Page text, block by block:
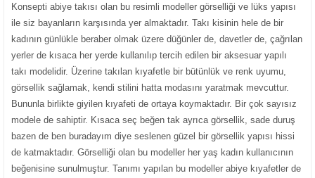
Konsepti abiye takısı olan bu resimli modeller görselliği ve lüks yapısı
ile siz bayanların karşısında yer almaktadır. Takı kisinin hele de bir
kadının günlükle beraber olmak üzere düğünler de, davetler de, çağrılan
yerler de kısaca her yerde kullanılıp tercih edilen bir aksesuar yapılı
takı modelidir. Üzerine takılan kıyafetle bir bütünlük ve renk uyumu,
görsellik sağlamak, kendi stilini hatta modasını yaratmak mevcuttur.
Bununla birlikte giyilen kıyafeti de ortaya koymaktadır. Bir çok sayısız
modele de sahiptir. Kısaca seç beğen tak ayrıca görsellik, sade duruş
bazen de ben buradayım diye seslenen güzel bir görsellik yapısı hissi
de katmaktadır. Görselliği olan bu modeller her yaş kadın kullanıcının
beğenisine sunulmuştur. Tanımı yapılan bu modeller abiye kıyafetler de